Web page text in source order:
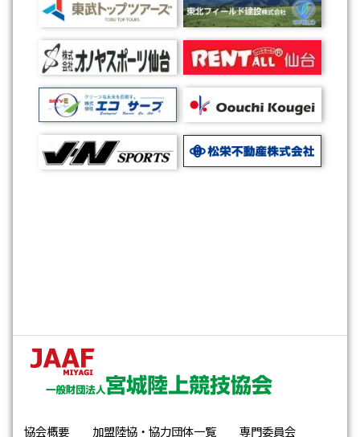
第7回宮城県ユニバーサル陸上競技記録会兼グラ
ンディ21パラチャレンジ記録会兼宮城県競歩強
化記録会 競技役員委嘱について掲載しました
26年07月17日(金)
要項・申込み
利府ドリーム陸上２０２６について掲載しまし
た
第４１回大崎地区陸上競技大会について掲載し
ました
協会概要 加盟陸協・協力団体一覧 専門委員会